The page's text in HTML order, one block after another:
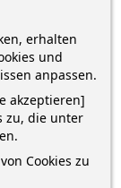
erhalten
und
anpassen.
akzeptieren]
zu, die unter
Cookies zu